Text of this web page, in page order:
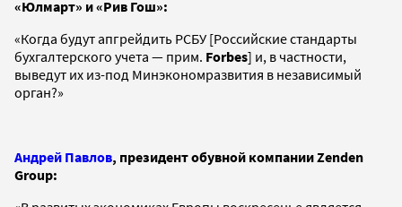
«Юлмарт» и «Рив Гош»:
«Когда будут апгрейдить РСБУ [Российские стандарты
бухгалтерского учета — прим. Forbes] и, в частности,
выведут их из-под Минэкономразвития в независимый
орган?»
Андрей Павлов, президент обувной компании Zenden
Group: